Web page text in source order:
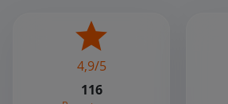
4,9/5
116